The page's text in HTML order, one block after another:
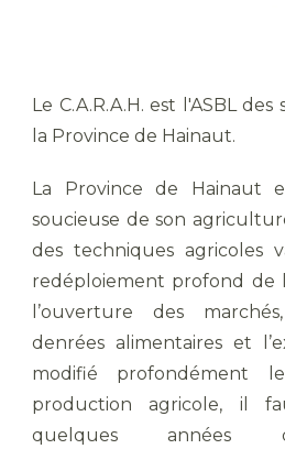
Le C.A.R.A.H. est l'ASBL
la Province de Hainaut.
La Province de Hainaut
soucieuse de son
des techniques agricoles
redéploiement profond de
l’ouverture des
denrées alimentaires et
modifié profondément
production agricole, il
quelques années